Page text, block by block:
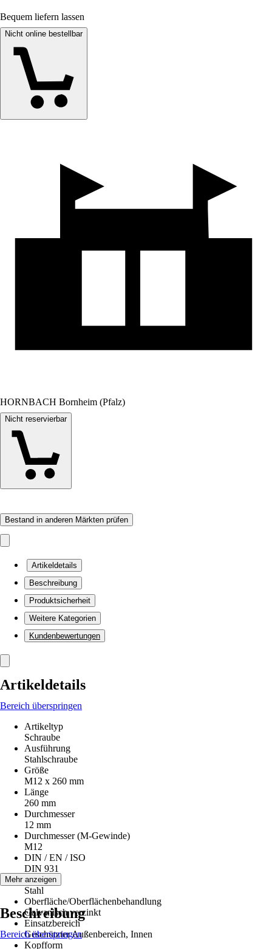
Bequem liefern lassen
Nicht online bestellbar
HORNBACH Bornheim (Pfalz)
Nicht reservierbar
Bestand in anderen Märkten prüfen
Artikeldetails
Beschreibung
Produktsicherheit
Weitere Kategorien
Kundenbewertungen
Artikeldetails
Bereich überspringen
Artikeltyp
Schraube
Ausführung
Stahlschraube
Größe
M12 x 260 mm
Länge
260 mm
Durchmesser
12 mm
Durchmesser (M-Gewinde)
M12
DIN / EN / ISO
DIN 931
Material
Stahl
Oberfläche/Oberflächenbehandlung
Galvanisch verzinkt
Einsatzbereich
Geschützter Außenbereich, Innen
Kopfform
Mehr anzeigen
Beschreibung
Bereich überspringen